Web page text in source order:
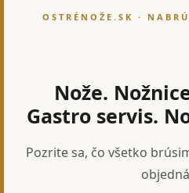
OSTRÉNOŽE.SK ·
Nože.
Gastro servis.
Pozrite sa, čo všetko